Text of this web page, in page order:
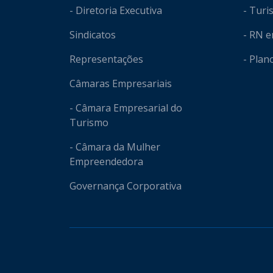
- Diretoria Executiva
Sindicatos
Representações
Câmaras Empresariais
- Câmara Empresarial do
Turismo
- Câmara da Mulher
Empreendedora
Governança Corporativa
-
- RN
-